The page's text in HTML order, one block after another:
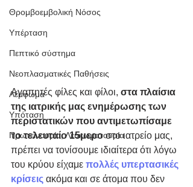
Θρομβοεμβολική Νόσος
Υπέρταση
Πεπτικό σύστημα
Νεοπλασματικές Παθήσεις
Λέμφωμα
Υπόταση
Πρωτεϊνουρία, Λευκωματουρία
Αγαπητές φίλες και φίλοι, στα πλαίσια
της ιατρικής μας ενημέρωσης των
περιστατικών που αντιμετωπίσαμε
το τελευταίο 15μερο στο ιατρείο μας,
πρέπει να τονίσουμε ιδιαίτερα ότι λόγω
του κρύου είχαμε πολλές υπερτασικές
κρίσεις ακόμα και σε άτομα που δεν